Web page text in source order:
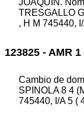
TRESGALLO
, H M 745440,
123825 - AMR
Cambio de
SPINOLA 8 4
745440, I/A 5 (